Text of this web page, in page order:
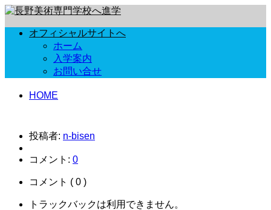
オフィシャルサイトへ
ホーム
入学案内
お問い合せ
HOME
投稿者: n-bisen
コメント: 0
コメント ( 0 )
トラックバックは利用できません。